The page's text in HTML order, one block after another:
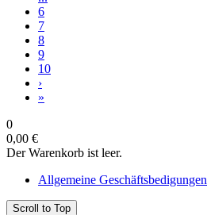
6
7
8
9
10
›
»
0
0,00 €
Der Warenkorb ist leer.
Allgemeine Geschäftsbedigungen
Scroll to Top